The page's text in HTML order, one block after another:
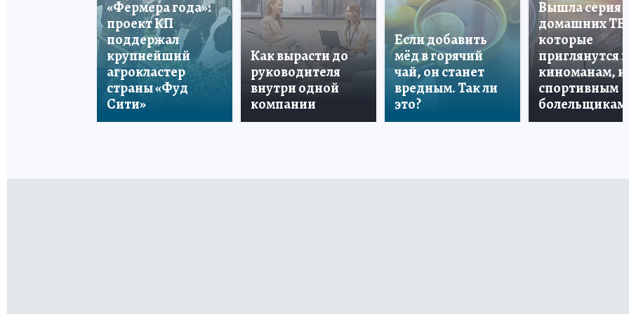
«Фермера года»:
проект КП
поддержал
крупнейший
агрокластер
страны «Фуд
Сити»
Как вырасти до
руководителя
внутри одной
компании
Если добавить
мёд в горячий
чай, он станет
вредным. Так ли
это?
Вышла серия
домашних ТВ,
которые
приглянутся и
киноманам, и
спортивным
болельщикам